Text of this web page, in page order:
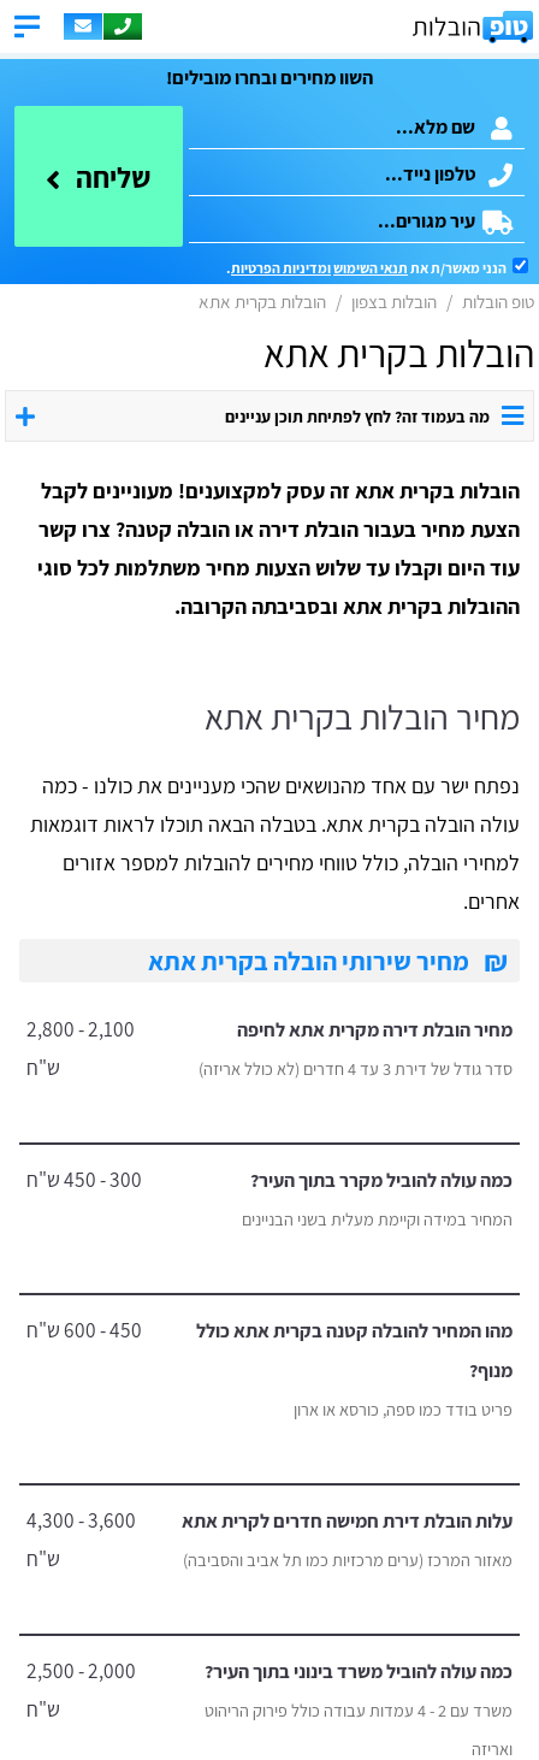
השוו מחירים ובחרו מובילים!
שליחה
הנני מאשר/ת את תנאי השימושומדיניות הפרטיות.
טופ הובלות הובלות בצפון ​הובלות בקרית אתא
​הובלות בקרית אתא
מה בעמוד זה? לחץ לפתיחת תוכן עניינים
הובלות בקרית אתא זה עסק למקצוענים! מעוניינים לקבל
הצעת מחיר בעבור הובלת דירה או הובלה קטנה? צרו קשר
עוד היום וקבלו עד שלוש הצעות מחיר משתלמות לכל סוגי
ההובלות בקרית אתא ובסביבתה הקרובה.
מחיר הובלות בקרית אתא
נפתח ישר עם אחד מהנושאים שהכי מעניינים את כולנו - כמה
עולה הובלה בקרית אתא. בטבלה הבאה תוכלו לראות דוגמאות
למחירי הובלה, כולל טווחי מחירים להובלות למספר אזורים
אחרים.
₪ מחיר שירותי הובלה בקרית אתא
מחיר הובלת דירה מקרית אתא לחיפה
סדר גודל של דירת 3 עד 4 חדרים (לא כולל אריזה)
2,100 - 2,800
ש"ח
כמה עולה להוביל מקרר בתוך העיר?
המחיר במידה וקיימת מעלית בשני הבניינים
300 - 450 ש"ח
מהו המחיר להובלה קטנה בקרית אתא כולל
מנוף?
פריט בודד כמו ספה, כורסא או ארון
450 - 600 ש"ח
עלות הובלת דירת חמישה חדרים לקרית אתא
מאזור המרכז (ערים מרכזיות כמו תל אביב והסביבה)
3,600 - 4,300
ש"ח
כמה עולה להוביל משרד בינוני בתוך העיר?
משרד עם 2 - 4 עמדות עבודה כולל פירוק הריהוט
ואריזה
2,000 - 2,500
ש"ח